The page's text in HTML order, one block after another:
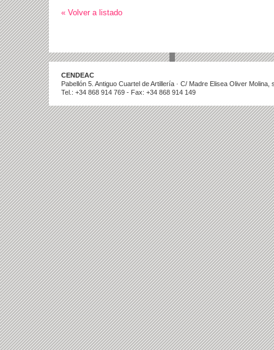
« Volver a listado
CENDEAC
Pabellón 5. Antiguo Cuartel de Artillería · C/ Madre Elisea Oliver
Tel.: +34 868 914 769 - Fax: +34 868 914 149